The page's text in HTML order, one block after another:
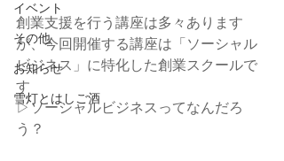
イベント
その他
お知らせ
雪灯とはしご酒
創業支援を行う講座は多々あります
が、今回開催する講座は「ソーシャル
ビジネス」に特化した創業スクールで
す
▷ソーシャルビジネスってなんだろ
う？